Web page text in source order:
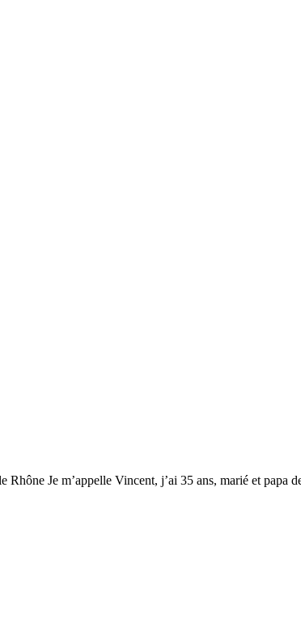
Rhône Je m’appelle Vincent, j’ai 35 ans, marié et